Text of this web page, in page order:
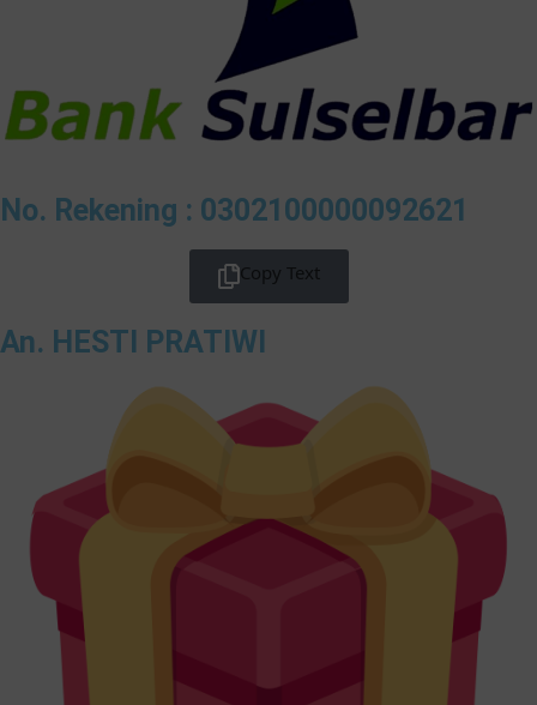
No. Rekening : 0302100000092621
Copy Text
An. HESTI PRATIWI